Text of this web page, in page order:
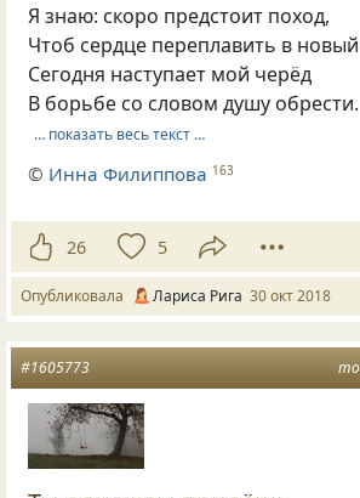
Я знаю: скоро предстоит поход,
Чтоб сердце переплавить в новый
Сегодня наступает мой черёд
В борьбе со словом душу обрести.
… показать весь текст …
© Инна Филиппова 163
26 5
Опубликовала Лариса Рига 30 окт 2018
#1605773